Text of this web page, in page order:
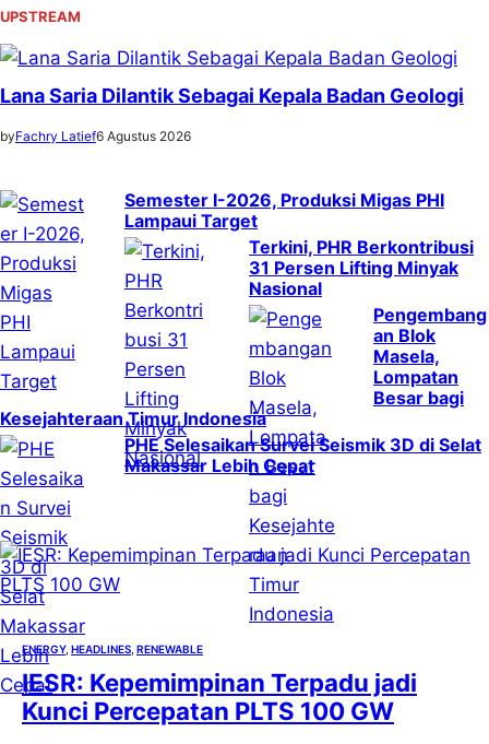
UPSTREAM
Lana Saria Dilantik Sebagai Kepala Badan Geologi
byFachry Latief6 Agustus 2026
Semester I-2026, Produksi Migas PHI
Lampaui Target
Terkini, PHR Berkontribusi
31 Persen Lifting Minyak
Nasional
Pengembang
an Blok
Masela,
Lompatan
Besar bagi
Kesejahteraan Timur Indonesia
PHE Selesaikan Survei Seismik 3D di Selat
Makassar Lebih Cepat
ENERGY, HEADLINES RENEWABLE
IESR: Kepemimpinan Terpadu jadi
Kunci Percepatan PLTS 100 GW